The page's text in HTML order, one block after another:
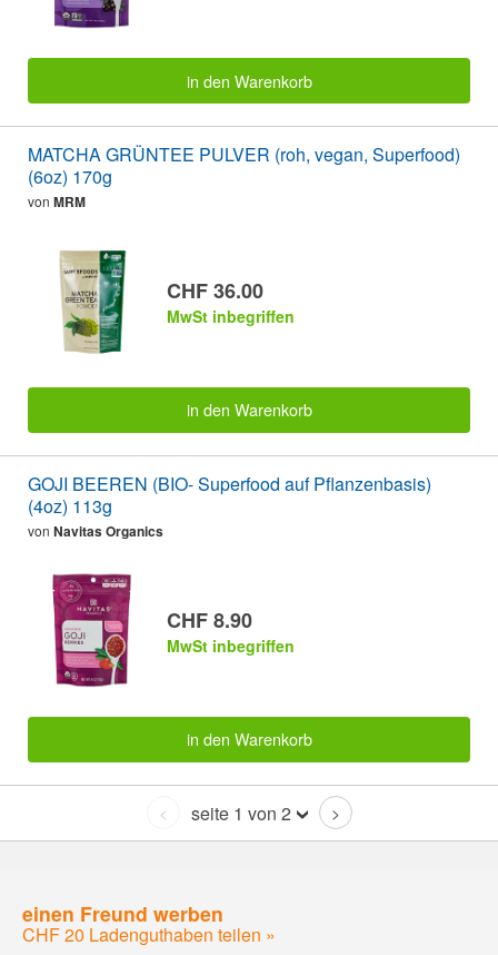
in den Warenkorb
MATCHA GRÜNTEE PULVER (roh, vegan, Superfood)
(6oz) 170g
von MRM
CHF 36.00
MwSt inbegriffen
in den Warenkorb
GOJI BEEREN (BIO- Superfood auf Pflanzenbasis)
(4oz) 113g
von Navitas Organics
CHF 8.90
MwSt inbegriffen
in den Warenkorb
< seite 1 von 2 >
einen Freund werben
CHF 20 Ladenguthaben teilen »